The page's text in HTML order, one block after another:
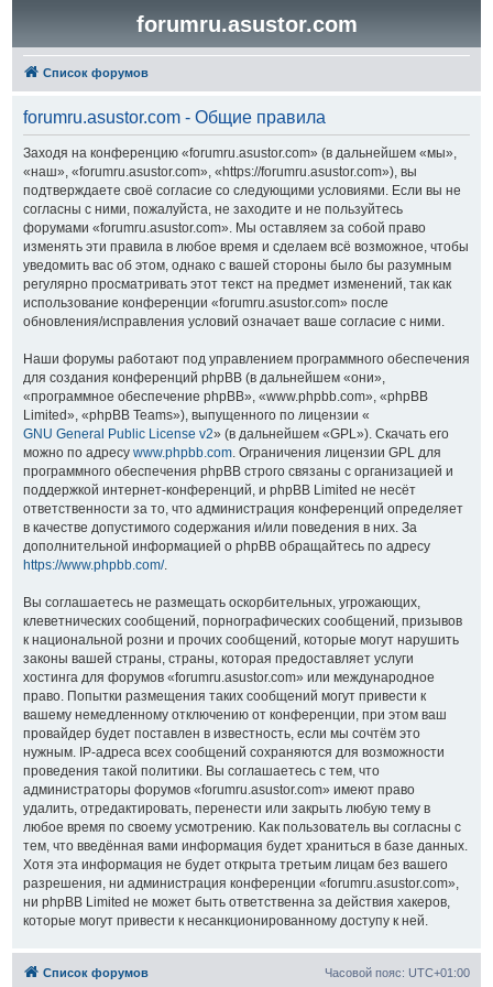
forumru.asustor.com
Список форумов
forumru.asustor.com - Общие правила
Заходя на конференцию «forumru.asustor.com» (в дальнейшем «мы»,
«наш», «forumru.asustor.com», «https://forumru.asustor.com»), вы
подтверждаете своё согласие со следующими условиями. Если вы не
согласны с ними, пожалуйста, не заходите и не пользуйтесь
форумами «forumru.asustor.com». Мы оставляем за собой право
изменять эти правила в любое время и сделаем всё возможное, чтобы
уведомить вас об этом, однако с вашей стороны было бы разумным
регулярно просматривать этот текст на предмет изменений, так как
использование конференции «forumru.asustor.com» после
обновления/исправления условий означает ваше согласие с ними.
Наши форумы работают под управлением программного обеспечения
для создания конференций phpBB (в дальнейшем «они»,
«программное обеспечение phpBB», «www.phpbb.com», «phpBB
Limited», «phpBB Teams»), выпущенного по лицензии «
GNU General Public License v2» (в дальнейшем «GPL»). Скачать его
можно по адресу www.phpbb.com. Ограничения лицензии GPL для
программного обеспечения phpBB строго связаны с организацией и
поддержкой интернет-конференций, и phpBB Limited не несёт
ответственности за то, что администрация конференций определяет
в качестве допустимого содержания и/или поведения в них. За
дополнительной информацией о phpBB обращайтесь по адресу
https://www.phpbb.com/.
Вы соглашаетесь не размещать оскорбительных, угрожающих,
клеветнических сообщений, порнографических сообщений, призывов
к национальной розни и прочих сообщений, которые могут нарушить
законы вашей страны, страны, которая предоставляет услуги
хостинга для форумов «forumru.asustor.com» или международное
право. Попытки размещения таких сообщений могут привести к
вашему немедленному отключению от конференции, при этом ваш
провайдер будет поставлен в известность, если мы сочтём это
нужным. IP-адреса всех сообщений сохраняются для возможности
проведения такой политики. Вы соглашаетесь с тем, что
администраторы форумов «forumru.asustor.com» имеют право
удалить, отредактировать, перенести или закрыть любую тему в
любое время по своему усмотрению. Как пользователь вы согласны с
тем, что введённая вами информация будет храниться в базе данных.
Хотя эта информация не будет открыта третьим лицам без вашего
разрешения, ни администрация конференции «forumru.asustor.com»,
ни phpBB Limited не может быть ответственна за действия хакеров,
которые могут привести к несанкционированному доступу к ней.
Список форумов Часовой пояс: UTC+01:00